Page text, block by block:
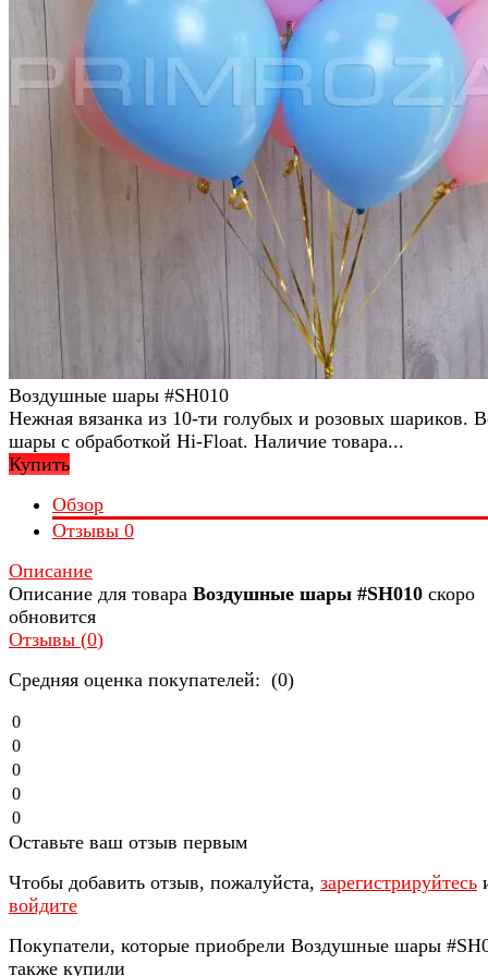
Воздушные шары #SH010
Нежная вязанка из 10-ти голубых и розовых шариков.
шары с обработкой Hi-Float. Наличие товара...
Купить
Обзор
Отзывы 0
Описание
Описание для товара Воздушные шары #SH010 скоро
обновится
Отзывы (0)
Средняя оценка покупателей: (0)
0
0
0
0
0
Оставьте ваш отзыв первым
Чтобы добавить отзыв, пожалуйста, зарегистрируйтесь
войдите
Покупатели, которые приобрели Воздушные шары
также купили